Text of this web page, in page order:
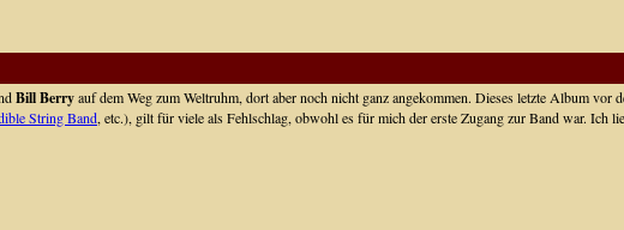
Bill Berryauf dem Weg zum Weltruhm, dort aber noch nicht ganz angekommen. Dieses letzte Album
String Band, etc.), gilt für viele als Fehlschlag, obwohl es für mich der erste Zugang zur Band war. Ich